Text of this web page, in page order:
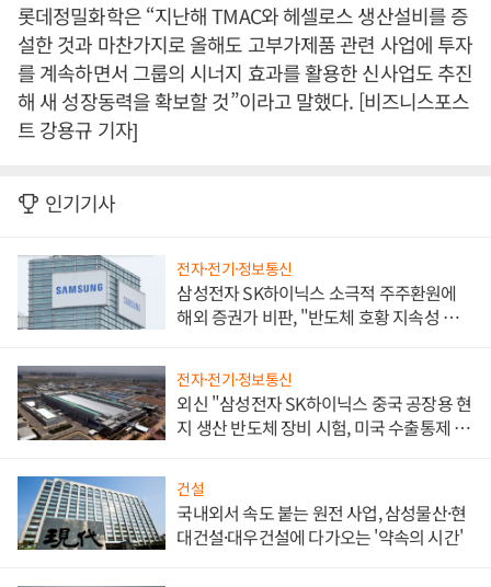
롯데정밀화학은 “지난해 TMAC와 헤셀로스 생산설비를 증
설한 것과 마찬가지로 올해도 고부가제품 관련 사업에 투자
를 계속하면서 그룹의 시너지 효과를 활용한 신사업도 추진
해 새 성장동력을 확보할 것”이라고 말했다. [비즈니스포스
트 강용규 기자]
인기기사
전자·전기·정보통신
삼성전자 SK하이닉스 소극적 주주환원에
해외 증권가 비판, "반도체 호황 지속성 의
전자·전기·정보통신
외신 "삼성전자 SK하이닉스 중국 공장용 현
지 생산 반도체 장비 시험, 미국 수출통제 대
건설
국내외서 속도 붙는 원전 사업, 삼성물산·현
대건설·대우건설에 다가오는 '약속의 시간'